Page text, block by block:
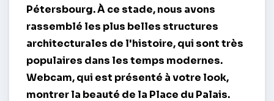
Pétersbourg. À ce stade, nous avons
rassemblé les plus belles structures
architecturales de l'histoire, qui sont très
populaires dans les temps modernes.
Webcam, qui est présenté à votre look,
montrer la beauté de la Place du Palais.